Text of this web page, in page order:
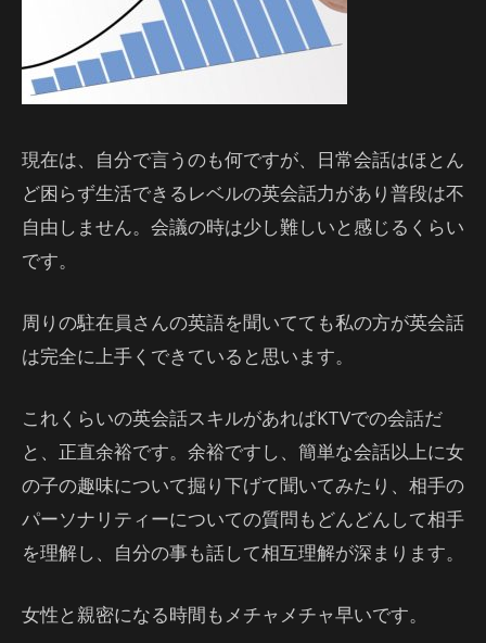
現在は、自分で言うのも何ですが、日常会話はほとん
ど困らず生活できるレベルの英会話力があり普段は不
自由しません。会議の時は少し難しいと感じるくらい
です。
周りの駐在員さんの英語を聞いてても私の方が英会話
は完全に上手くできていると思います。
これくらいの英会話スキルがあればKTVでの会話だ
と、正直余裕です。余裕ですし、簡単な会話以上に女
の子の趣味について掘り下げて聞いてみたり、相手の
パーソナリティーについての質問もどんどんして相手
を理解し、自分の事も話して相互理解が深まります。
女性と親密になる時間もメチャメチャ早いです。